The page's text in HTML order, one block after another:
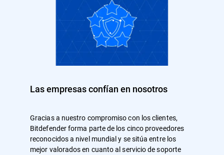
Las empresas confían en nosotros
Gracias a nuestro compromiso con los clientes,
Bitdefender forma parte de los cinco proveedores
reconocidos a nivel mundial y se sitúa entre los
mejor valorados en cuanto al servicio de soporte